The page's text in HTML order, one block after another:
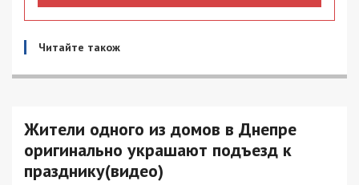
Читайте також
Жители одного из домов в Днепре
оригинально украшают подъезд к
празднику(видео)